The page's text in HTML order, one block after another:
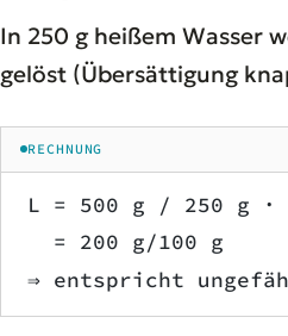
In 250 g heißem Wasser
gelöst (Übersättigung
RECHNUNG
L = 500 g / 250 g ·
  = 200 g/100 g
⇒ entspricht